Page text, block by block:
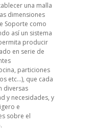
una malla
dimensiones
Soporte como
así un sistema
producir
en serie de
particiones
etc…), que cada
diversas
y necesidades, y
e
sobre el